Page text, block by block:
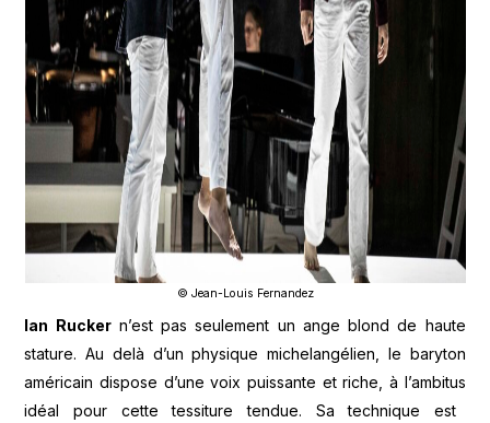
© Jean-Louis Fernandez
Ian Ruckern’est pas seulement un ange blond de haute
stature. Au delà d’un physique michelangélien, le baryton
américain dispose d’une voix puissante et riche, à l’ambitus
idéal pour cette tessiture tendue. Sa technique est